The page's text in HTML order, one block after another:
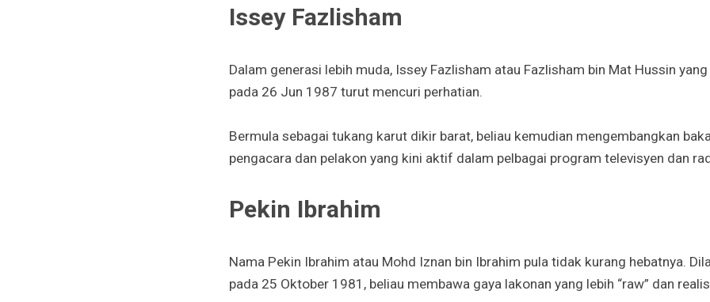
Issey Fazlisham
Dalam generasi lebih muda, Issey Fazlisham atau Fazlisham bin Mat Hussin
pada 26 Jun 1987 turut mencuri perhatian.
Bermula sebagai tukang karut dikir barat, beliau kemudian mengembangkan
pengacara dan pelakon yang kini aktif dalam pelbagai program televisyen dan
Pekin Ibrahim
Nama Pekin Ibrahim atau Mohd Iznan bin Ibrahim pula tidak kurang hebatnya.
pada 25 Oktober 1981, beliau membawa gaya lakonan yang lebih “raw” dan